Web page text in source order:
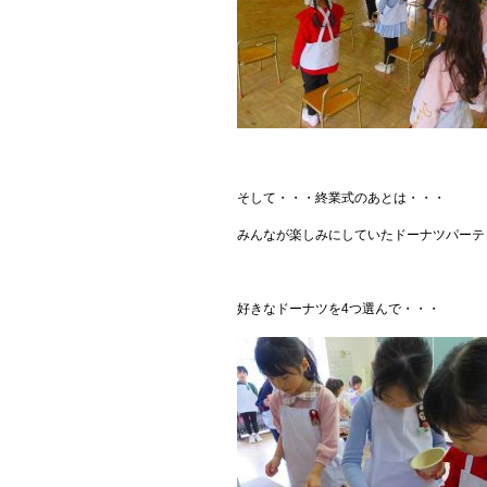
そして・・・終業式のあとは・・・
みんなが楽しみにしていたドーナツパー
好きなドーナツを4つ選んで・・・